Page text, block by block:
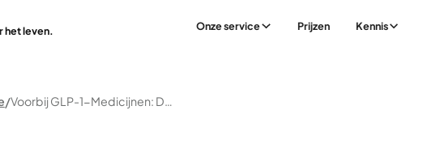
het leven. Onze service Prijzen Kennis
Voorbij GLP-1-Medicijnen: De Weg Naar Succesvol En Langdurig Gewichtsverlies